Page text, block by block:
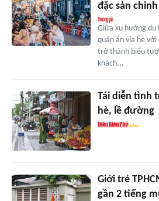
đặc sản
Giữa xu hướng
quán ăn vỉa hè
trở thành biểu
khách...
Tái diễn tình
hè, lề đường
Giới trẻ
gần 2 tiếng